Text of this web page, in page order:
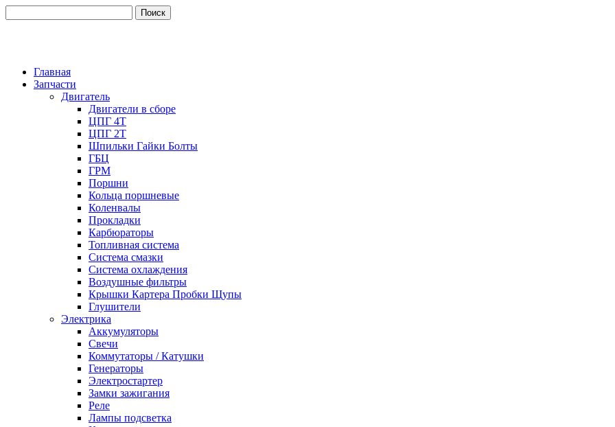
Главная
Запчасти
Двигатель
Двигатели в сборе
ЦПГ 4Т
ЦПГ 2Т
Шпильки Гайки Болты
ГБЦ
ГРМ
Поршни
Кольца поршневые
Коленвалы
Прокладки
Карбюраторы
Топливная система
Система смазки
Система охлаждения
Воздушные фильтры
Крышки Картера Пробки Щупы
Глушители
Электрика
Аккумуляторы
Свечи
Коммутаторы / Катушки
Генераторы
Электростартер
Замки зажигания
Реле
Лампы подсветка